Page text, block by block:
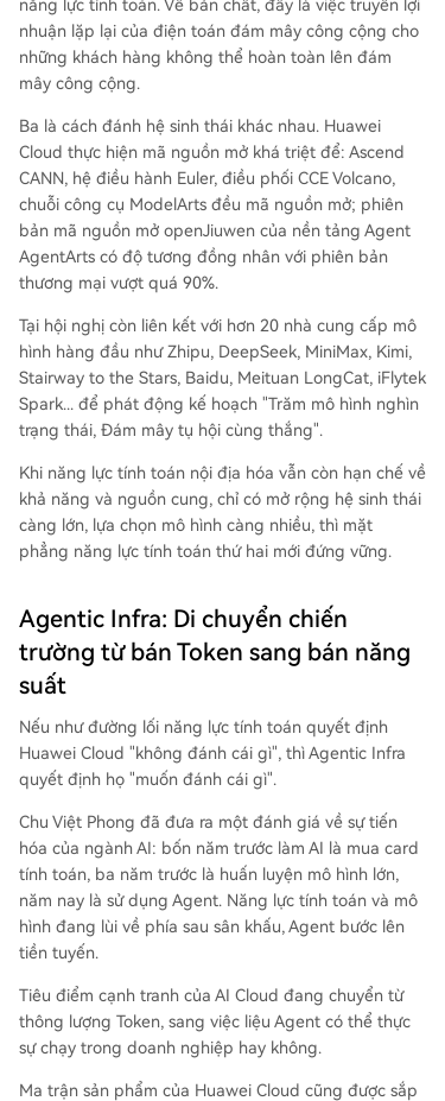
năng lực tính toán. Về bản chất, đây là việc truyền lợi
nhuận lặp lại của điện toán đám mây công cộng cho
những khách hàng không thể hoàn toàn lên đám
mây công cộng.
Ba là cách đánh hệ sinh thái khác nhau. Huawei
Cloud thực hiện mã nguồn mở khá triệt để: Ascend
CANN, hệ điều hành Euler, điều phối CCE Volcano,
chuỗi công cụ ModelArts đều mã nguồn mở; phiên
bản mã nguồn mở openJiuwen của nền tảng Agent
AgentArts có độ tương đồng nhân với phiên bản
thương mại vượt quá 90%.
Tại hội nghị còn liên kết với hơn 20 nhà cung cấp mô
hình hàng đầu như Zhipu, DeepSeek, MiniMax, Kimi,
Stairway to the Stars, Baidu, Meituan LongCat, iFlytek
Spark... để phát động kế hoạch "Trăm mô hình nghìn
trạng thái, Đám mây tụ hội cùng thắng".
Khi năng lực tính toán nội địa hóa vẫn còn hạn chế về
khả năng và nguồn cung, chỉ có mở rộng hệ sinh thái
càng lớn, lựa chọn mô hình càng nhiều, thì mặt
phẳng năng lực tính toán thứ hai mới đứng vững.
Agentic Infra: Di chuyển chiến
trường từ bán Token sang bán năng
suất
Nếu như đường lối năng lực tính toán quyết định
Huawei Cloud "không đánh cái gì", thì Agentic Infra
quyết định họ "muốn đánh cái gì".
Chu Việt Phong đã đưa ra một đánh giá về sự tiến
hóa của ngành AI: bốn năm trước làm AI là mua card
tính toán, ba năm trước là huấn luyện mô hình lớn,
năm nay là sử dụng Agent. Năng lực tính toán và mô
hình đang lùi về phía sau sân khấu, Agent bước lên
tiền tuyến.
Tiêu điểm cạnh tranh của AI Cloud đang chuyển từ
thông lượng Token, sang việc liệu Agent có thể thực
sự chạy trong doanh nghiệp hay không.
Ma trận sản phẩm của Huawei Cloud cũng được sắp